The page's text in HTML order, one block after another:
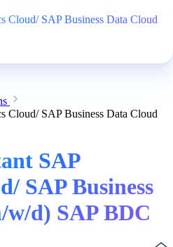
Cloud/ SAP Business Data Cloud
Cloud/ SAP Business Data Cloud
SAP
SAP Business
d) SAP BDC